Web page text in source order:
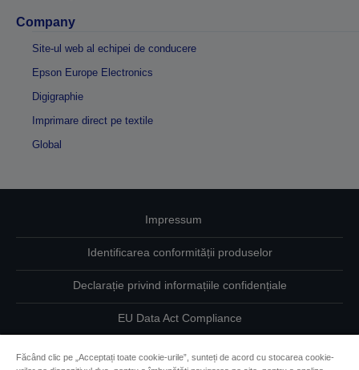
Company
Site-ul web al echipei de conducere
Epson Europe Electronics
Digigraphie
Imprimare direct pe textile
Global
Impressum
Identificarea conformității produselor
Declarație privind informațiile confidențiale
EU Data Act Compliance
Făcând clic pe „Acceptați toate cookie-urile”, sunteți de acord cu stocarea cookie-